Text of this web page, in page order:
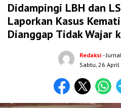
Didampingi LBH dan
Laporkan Kasus
Dianggap Tidak Wajar
Redaksi -
Sabtu, 26 April